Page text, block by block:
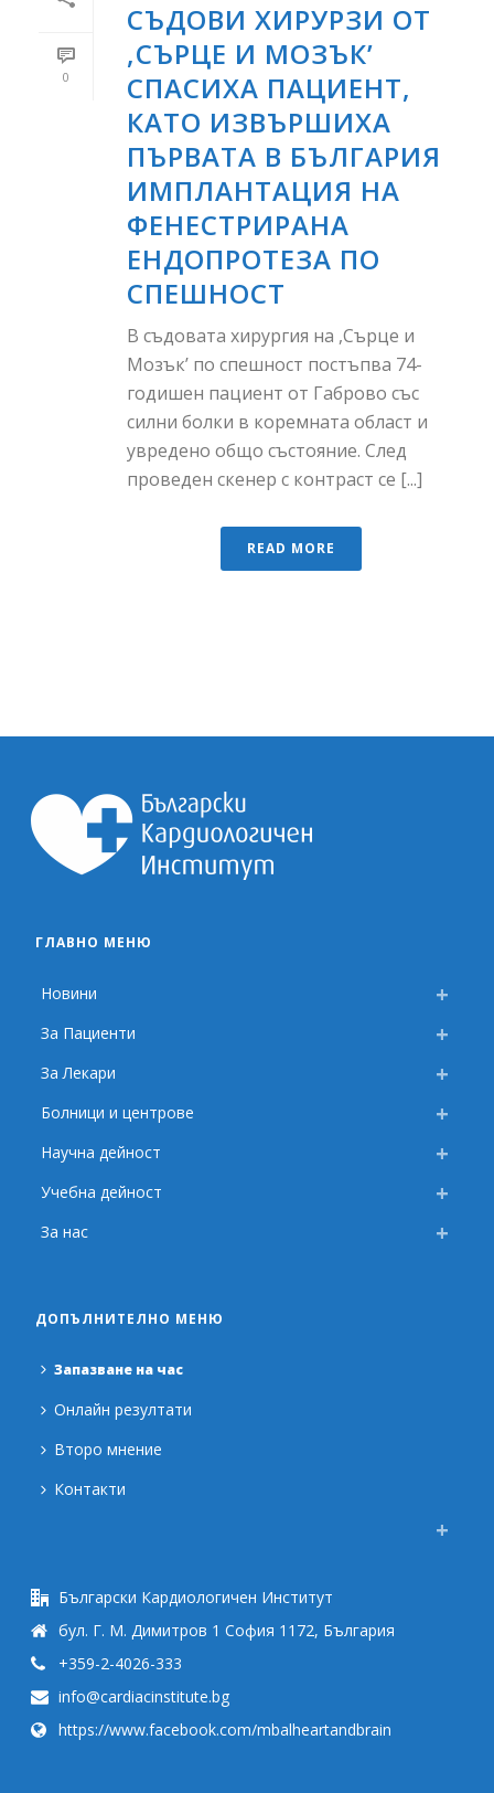
0
СЪДОВИ ХИРУРЗИ ОТ
,СЪРЦЕ И МОЗЪК’
СПАСИХА ПАЦИЕНТ,
КАТО ИЗВЪРШИХА
ПЪРВАТА В БЪЛГАРИЯ
ИМПЛАНТАЦИЯ НА
ФЕНЕСТРИРАНА
ЕНДОПРОТЕЗА ПО
СПЕШНОСТ
В съдовата хирургия на ,Сърце и
Мозък’ по спешност постъпва 74-
годишен пациент от Габрово със
силни болки в коремната област и
увредено общо състояние. След
проведен скенер с контраст се [...]
READ MORE
ГЛАВНО МЕНЮ
Новини
За Пациенти
За Лекари
Болници и центрове
Научна дейност
Учебна дейност
За нас
ДОПЪЛНИТЕЛНО МЕНЮ
Запазване на час
Онлайн резултати
Второ мнение
Контакти
Български Кардиологичен Институт
бул. Г. М. Димитров 1 София 1172, България
+359-2-4026-333
info@cardiacinstitute.bg
https://www.facebook.com/mbalheartandbrain